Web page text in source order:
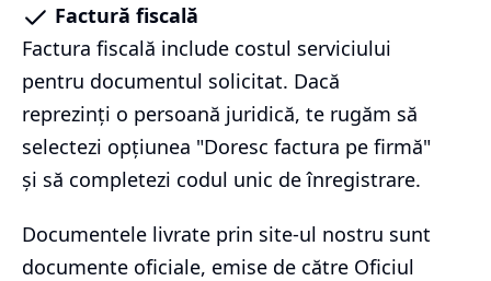
Factură fiscală
Factura fiscală include costul serviciului
pentru documentul solicitat. Dacă
reprezinți o persoană juridică, te rugăm să
selectezi opțiunea "Doresc factura pe firmă"
și să completezi codul unic de înregistrare.
Documentele livrate prin site-ul nostru sunt
documente oficiale, emise de către Oficiul